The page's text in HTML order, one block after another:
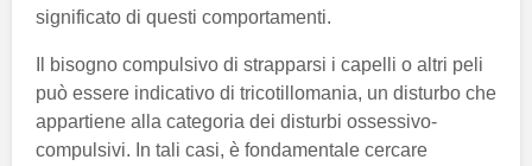
significato di questi comportamenti.
Il bisogno compulsivo di strapparsi i capelli o altri peli
può essere indicativo di tricotillomania, un disturbo che
appartiene alla categoria dei disturbi ossessivo-
compulsivi. In tali casi, è fondamentale cercare